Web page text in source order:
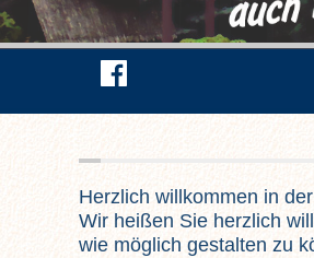
Herzlich willkommen in
Wir heißen Sie herzlich
wie möglich gestalten zu